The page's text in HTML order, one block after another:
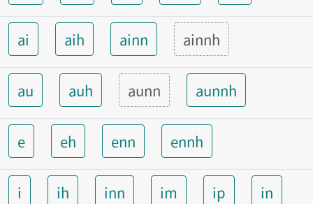
ai aih ainn ainnh
au auh aunn aunnh
e eh enn ennh
i ih inn im ip
in